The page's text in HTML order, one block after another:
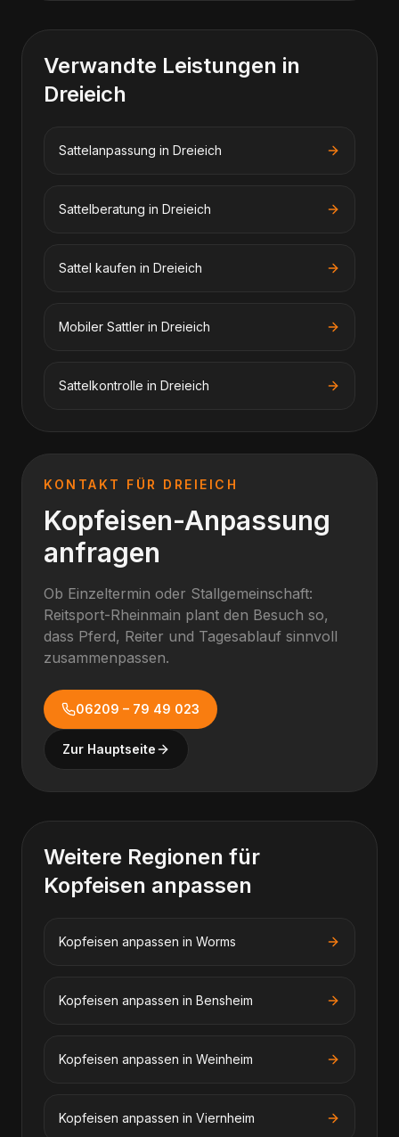
Verwandte Leistungen in
Dreieich
Sattelanpassung in Dreieich
Sattelberatung in Dreieich
Sattel kaufen in Dreieich
Mobiler Sattler in Dreieich
Sattelkontrolle in Dreieich
KONTAKT FÜR DREIEICH
Kopfeisen-Anpassung
anfragen
Ob Einzeltermin oder Stallgemeinschaft:
Reitsport-Rheinmain plant den Besuch so,
dass Pferd, Reiter und Tagesablauf sinnvoll
zusammenpassen.
06209 – 79 49 023
Zur Hauptseite
Weitere Regionen für
Kopfeisen anpassen
Kopfeisen anpassen in Worms
Kopfeisen anpassen in Bensheim
Kopfeisen anpassen in Weinheim
Kopfeisen anpassen in Viernheim